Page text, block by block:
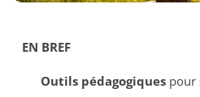
EN BREF
Outils pédagogiquespour